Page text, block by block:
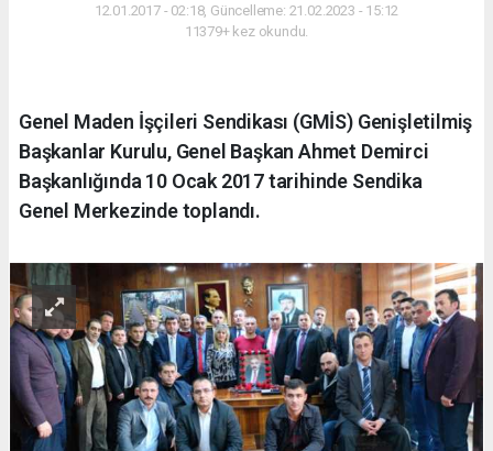
12.01.2017 - 02:18, Güncelleme: 21.02.2023 - 15:12
11379+ kez okundu.
Genel Maden İşçileri Sendikası (GMİS) Genişletilmiş
Başkanlar Kurulu, Genel Başkan Ahmet Demirci
Başkanlığında 10 Ocak 2017 tarihinde Sendika
Genel Merkezinde toplandı.